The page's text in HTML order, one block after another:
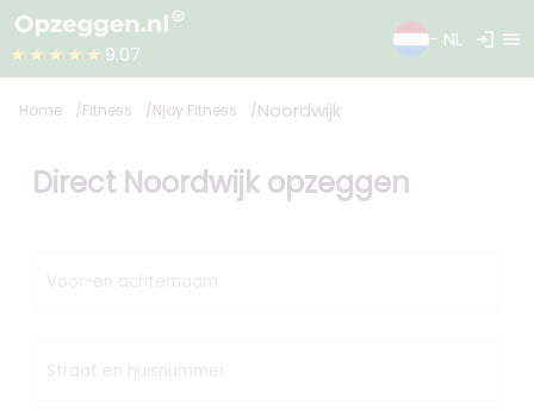
★★★★★ 9.07
- NL login menu
Home Fitness Njoy Fitness Noordwijk
Direct Noordwijk opzeggen
Voor-en achternaam
Straat en huisnummer